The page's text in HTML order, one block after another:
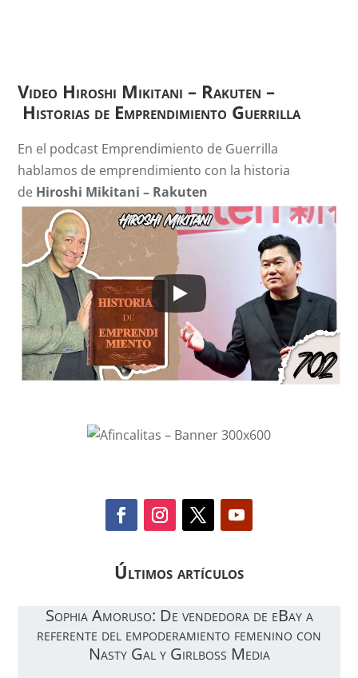
Video Hiroshi Mikitani– Rakuten–
Historias de Emprendimiento Guerrilla
En el podcast Emprendimiento de Guerrilla
hablamos de emprendimiento con la historia
de Hiroshi Mikitani– Rakuten
Últimos artículos
Sophia Amoruso: De vendedora de eBay a
referente del empoderamiento femenino con
Nasty Gal y Girlboss Media